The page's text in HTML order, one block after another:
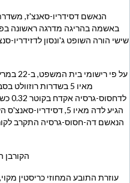
הנאשם דסידריו-סאנצ'ז,
הגיע לדה מאיו 5,
הקורבן
עוזרת התובע המחוזי כריסטין